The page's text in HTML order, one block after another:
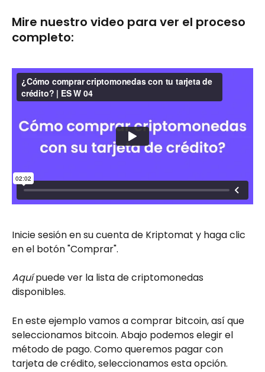
Mire nuestro video para ver el proceso
completo:
Inicie sesión en su cuenta de Kriptomat y haga clic
en el botón "Comprar".
Aquí puede ver la lista de criptomonedas
disponibles.
En este ejemplo vamos a comprar bitcoin, así que
seleccionamos bitcoin. Abajo podemos elegir el
método de pago. Como queremos pagar con
tarjeta de crédito, seleccionamos esta opción.